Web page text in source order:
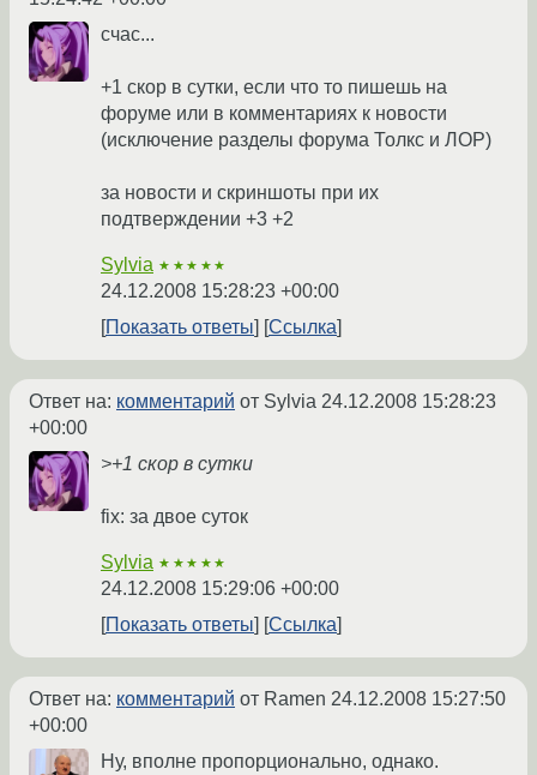
счас...
+1 скор в сутки, если что то пишешь на
форуме или в комментариях к новости
(исключение разделы форума Толкс и ЛОР)
за новости и скриншоты при их
подтверждении +3 +2
Sylvia ★★★★★
24.12.2008 15:28:23 +00:00
Показать ответы
Ссылка
Ответ на: комментарий от Sylvia 24.12.2008 15:28:23
+00:00
>+1 скор в сутки
fix: за двое суток
Sylvia ★★★★★
24.12.2008 15:29:06 +00:00
Показать ответы
Ссылка
Ответ на: комментарий от Ramen 24.12.2008 15:27:50
+00:00
Ну, вполне пропорционально, однако.